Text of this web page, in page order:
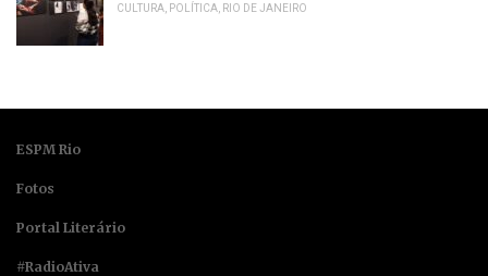
CULTURA POLÍTICA RIO DE JANEIRO
ESPM Rio
Fotos
Portal Literário
#RadioAtiva